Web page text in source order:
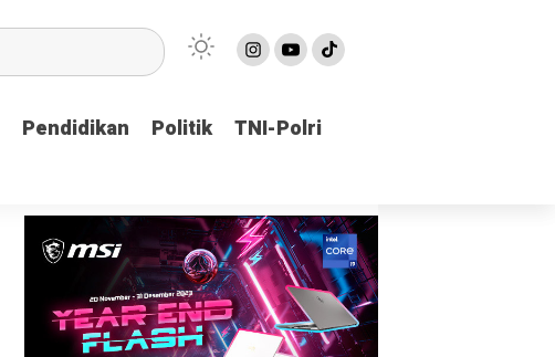
Pendidikan Politik
TNI-Polri
Pendidikan Politik
TNI-Polri